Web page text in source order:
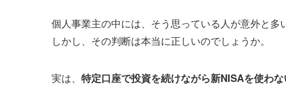
個人事業主の中には、そう思っている人が意外と多
しかし、その判断は本当に正しいのでしょうか。
実は、 特定口座で投資を続けながら新NISAを使わ